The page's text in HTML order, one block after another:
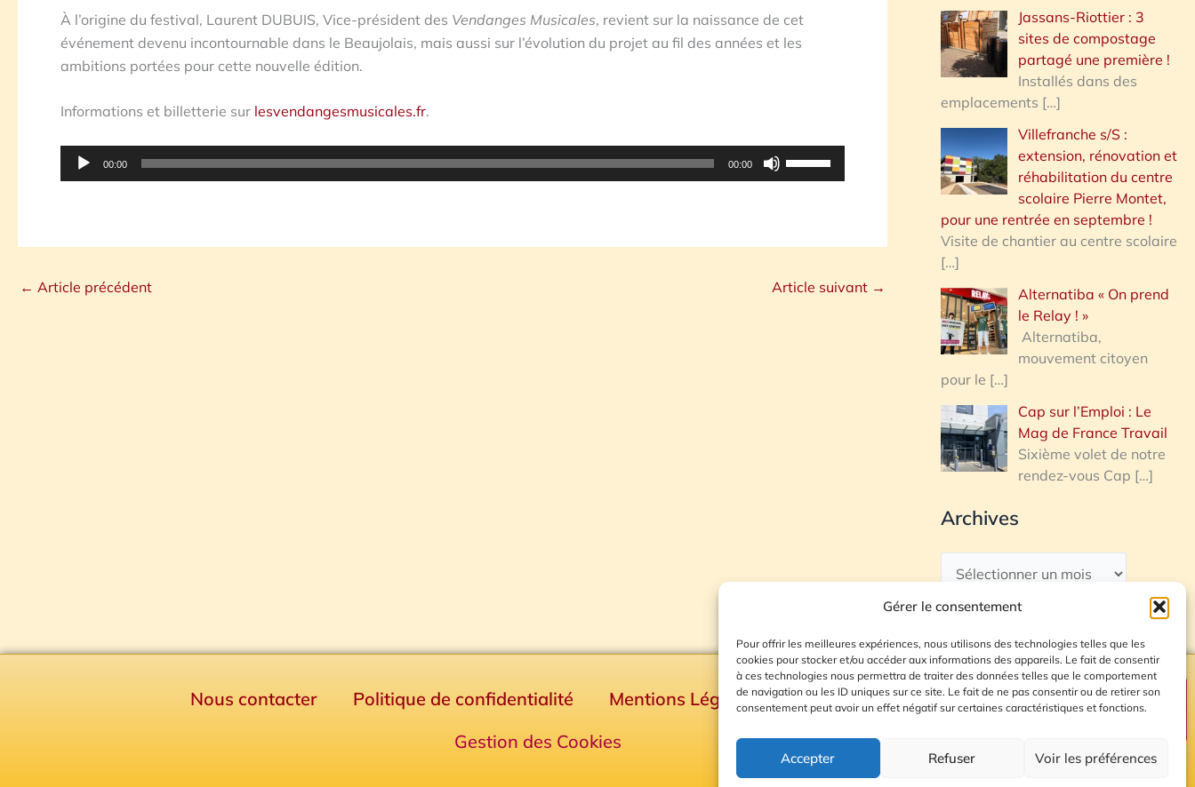
Gérer le consentement
Pour offrir les meilleures expériences, nous utilisons des technologies telles que les
cookies pour stocker et/ou accéder aux informations des appareils. Le fait de consentir
à ces technologies nous permettra de traiter des données telles que le comportement
de navigation ou les ID uniques sur ce site. Le fait de ne pas consentir ou de retirer son
consentement peut avoir un effet négatif sur certaines caractéristiques et fonctions.
Accepter Refuser Voir les préférences
À l’origine du festival, Laurent DUBUIS, Vice-président des Vendanges Musicales, revient sur la naissance de cet
événement devenu incontournable dans le Beaujolais, mais aussi sur l’évolution du projet au fil des années et les
ambitions portées pour cette nouvelle édition.
Informations et billetterie sur lesvendangesmusicales.fr.
Lecteur
audio
00:00 00:00
les
pour
ou
← Article précédent Article suivant →
Jassans-Riottier : 3
sites de compostage
partagé une première !
Installés dans des
emplacements […]
Villefranche s/S :
extension, rénovation et
réhabilitation du centre
scolaire Pierre Montet,
pour une rentrée en septembre !
Visite de chantier au centre scolaire
[…]
Alternatiba « On prend
le Relay ! »
Alternatiba,
mouvement citoyen
pour le […]
Cap sur l’Emploi : Le
Mag de France Travail
Sixième volet de notre
rendez-vous Cap […]
Archives
Nous contacter Politique de confidentialité Mentions Légales
Plan du site
Gestion des Cookies